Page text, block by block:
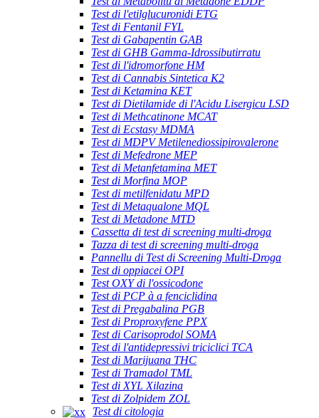
Test di l'etilglucuronidi ETG
Test di Fentanil FYL
Test di Gabapentin GAB
Test di GHB Gamma-Idrossibutirratu
Test di l'idromorfone HM
Test di Cannabis Sintetica K2
Test di Ketamina KET
Test di Dietilamide di l'Acidu Lisergicu LSD
Test di Methcatinone MCAT
Test di Ecstasy MDMA
Test di MDPV Metilenediossipirovalerone
Test di Mefedrone MEP
Test di Metanfetamina MET
Test di Morfina MOP
Test di metilfenidatu MPD
Test di Metaqualone MQL
Test di Metadone MTD
Cassetta di test di screening multi-droga
Tazza di test di screening multi-droga
Pannellu di Test di Screening Multi-Droga
Test di oppiacei OPI
Test OXY di l'ossicodone
Test di PCP à a fenciclidina
Test di Pregabalina PGB
Test di Proproxyfene PPX
Test di Carisoprodol SOMA
Test di l'antidepressivi triciclici TCA
Test di Marijuana THC
Test di Tramadol TML
Test di XYL Xilazina
Test di Zolpidem ZOL
Test di citologia